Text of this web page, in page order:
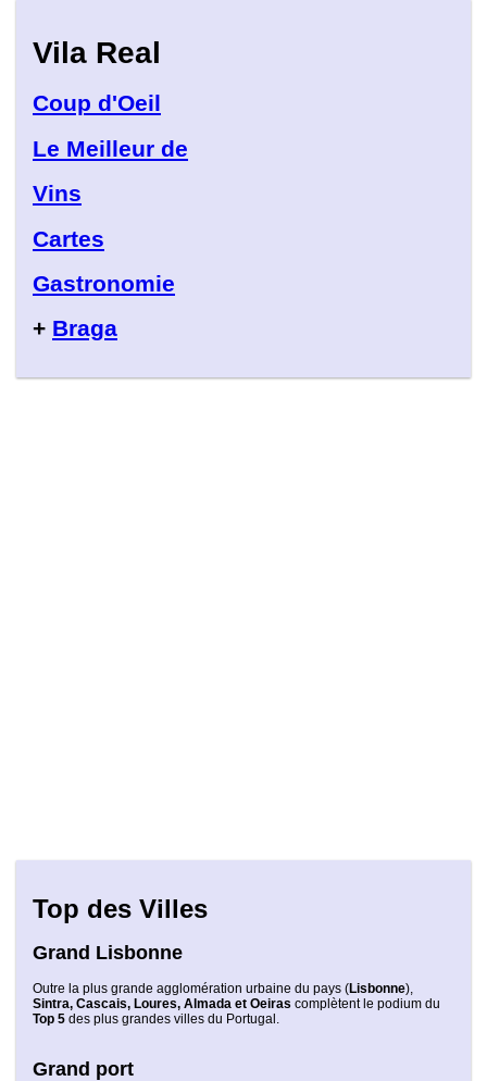
Vila Real
Coup d'Oeil
Le Meilleur de
Vins
Cartes
Gastronomie
+ Braga
Top des Villes
Grand Lisbonne
Outre la plus grande agglomération urbaine du pays (Lisbonne),
Sintra, Cascais, Loures, Almada et Oeiras complètent le podium du
Top 5 des plus grandes villes du Portugal.
Grand port